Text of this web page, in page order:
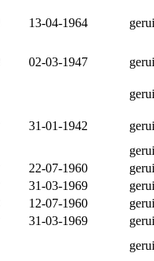
13-04-1964
02-03-1947
31-01-1942
22-07-1960
31-03-1969
12-07-1960
31-03-1969